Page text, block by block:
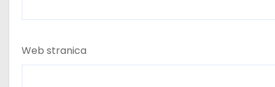
Web stranica